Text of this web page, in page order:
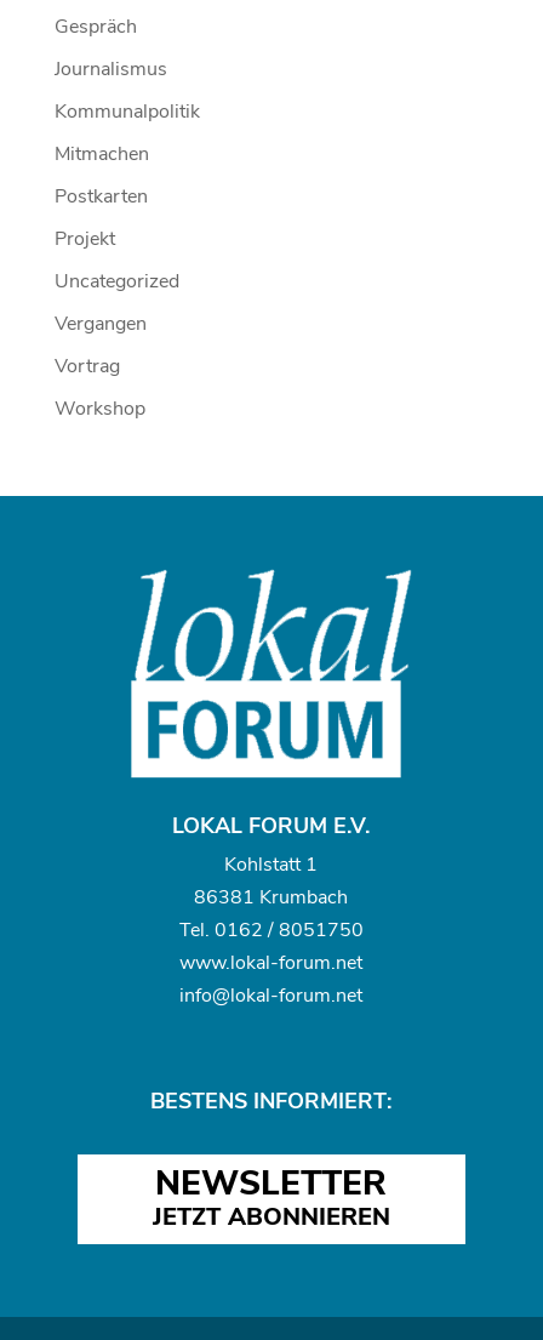
Gespräch
Journalismus
Kommunalpolitik
Mitmachen
Postkarten
Projekt
Uncategorized
Vergangen
Vortrag
Workshop
LOKAL FORUM E.V.
Kohlstatt 1
86381 Krumbach
Tel. 0162 / 8051750
www.lokal-forum.net
info@lokal-forum.net
BESTENS INFORMIERT:
NEWSLETTER
JETZT ABONNIEREN